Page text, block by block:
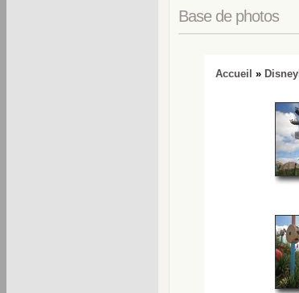
Base de photos
Accueil »